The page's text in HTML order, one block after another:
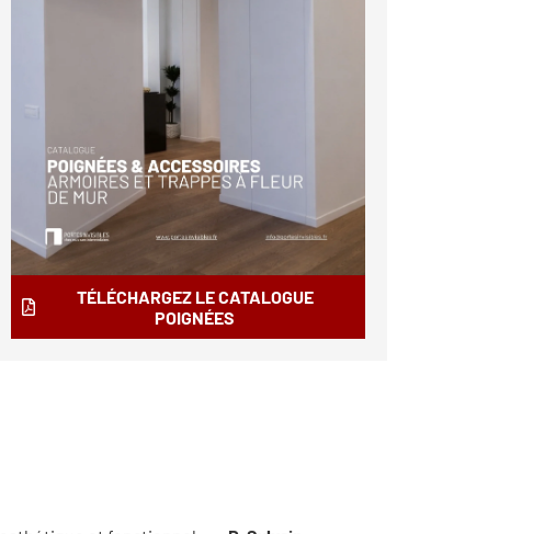
TÉLÉCHARGEZ LE CATALOGUE
POIGNÉES